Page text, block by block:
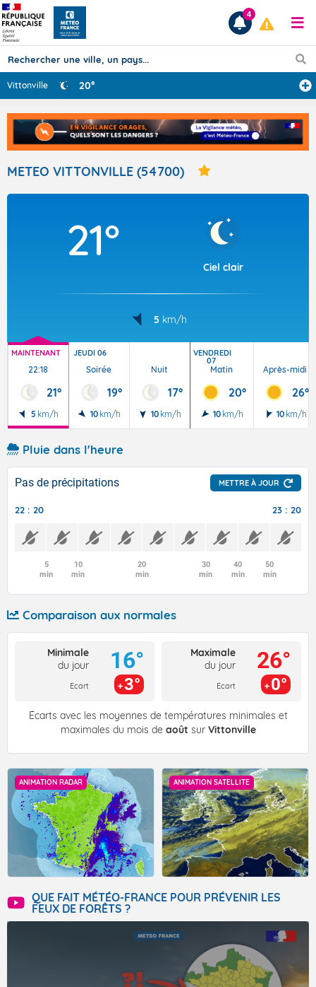
Prévisions
TOUS LES RÉSULTATS
Articles
4
Vittonville 20°
METEO VITTONVILLE (54700)
21°
Ciel clair
5 km/h
MAINTENANT
22:18
21°
5 km/h
JEUDI 06
Soirée
19°
10 km/h
Nuit
17°
10 km/h
VENDREDI
07
Matin
20°
10 km/h
Après-midi
26°
10 km/h
Pluie dans l'heure
Pas de précipitations METTRE À JOUR
22 : 20 23 : 20
5
min
10
min
20
min
30
min
40
min
50
min
Comparaison aux normales
Minimale
du jour
Ecart
16°
3°
Maximale
du jour
Ecart
26°
0°
Écarts avec les moyennes de températures minimales et
maximales du mois de août sur Vittonville
ANIMATION RADAR ANIMATION SATELLITE
QUE FAIT MÉTÉO-FRANCE POUR PRÉVENIR LES
FEUX DE FORÊTS ?